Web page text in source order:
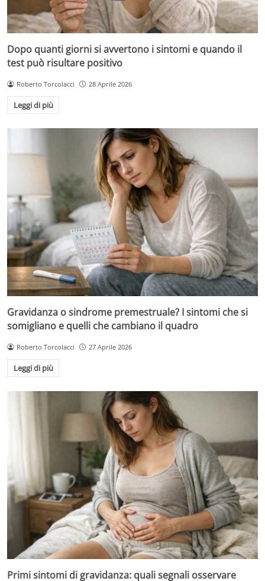
Dopo quanti giorni si avvertono i sintomi e quando il
test può risultare positivo
Roberto Torcolacci 28 Aprile 2026
Leggi di più
Gravidanza o sindrome premestruale? I sintomi che si
somigliano e quelli che cambiano il quadro
Roberto Torcolacci 27 Aprile 2026
Leggi di più
Primi sintomi di gravidanza: quali segnali osservare